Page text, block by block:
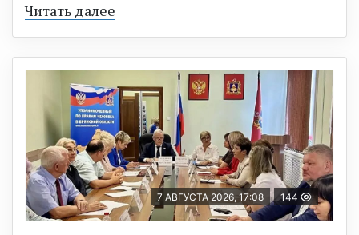
Читать далее
7 АВГУСТА 2026, 17:08 144